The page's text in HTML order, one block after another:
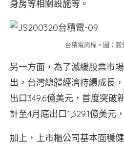
身房等相關設施等。
台積電商標。圖：毅
另一方面，為了減緩股票市
出，台灣總體經濟持續成長
出口349.6億美元，首度突破
計至4月底出口1,329.1億美元
加上，上市櫃公司基本面穩